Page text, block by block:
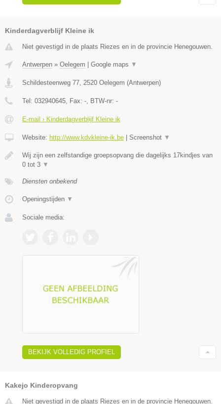
Kinderdagverblijf Kleine ik
Niet gevestigd in de plaats Riezes en in de provincie Henegouwen.
Antwerpen » Oelegem Google maps ▼
Schildesteenweg 77, 2520 Oelegem (Antwerpen)
Tel: 032940645, Fax: -, BTW-nr: -
E-mail › Kinderdagverblijf Kleine ik
Website: http://www.kdvkleine-ik.be Screenshot ▼
Wij zijn een zelfstandige groepsopvang die dagelijks 17kindjes van
0 tot 3 ▼
Diensten onbekend
Openingstijden ▼
Sociale media:
BEKIJK VOLLEDIG PROFIEL
Kakejo Kinderopvang
Niet gevestigd in de plaats Riezes en in de provincie Henegouwen.